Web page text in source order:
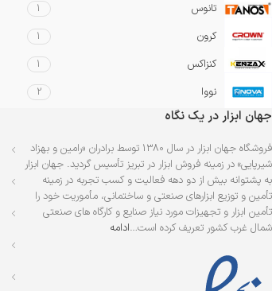
تانوس 1
کرون 1
کنزاکس 1
نووا 2
جهان ابزار در یک نگاه
فروشگاه جهان ابزار در سال 1380 توسط برادران «رامین و بهزاد
شیرپایی» در زمینه فروش ابزار در تبریز تأسیس گردید. جهان ابزار
به پشتوانه بیش از دو دهه فعالیت و کسب تجربه در زمینه
تأمین و توزیع ابزارهای صنعتی و ساختمانی، مأموریت خود را
تأمین ابزار و تجهیزات مورد نیاز صنایع و کارگاه های صنعتی
شمال غرب کشور تعریف کرده است…ادامه